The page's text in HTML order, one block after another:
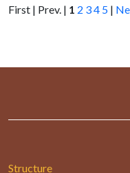
First | Prev. | 1 2 34 5 |
Structure